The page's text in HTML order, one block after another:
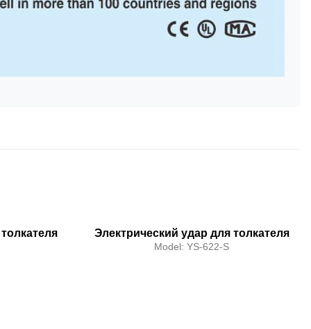
Электрический удар для толкателя
Model:YS-622-S